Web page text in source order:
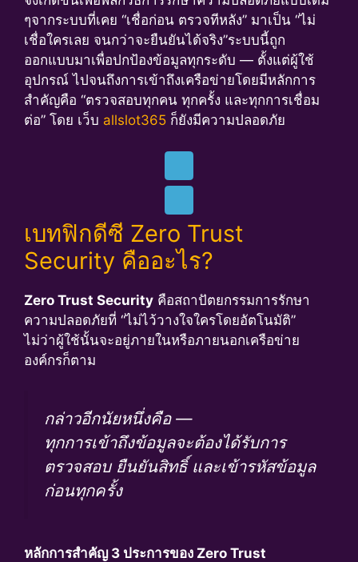
ๆจากระบบที่เคย “เชื่อก่อน ตรวจทีหลัง” มาเป็น “ไม่
เชื่อใครเลย จนกว่าจะยืนยันได้จริง”ระบบนี้ถูก
ออกแบบมาเพื่อปกป้องข้อมูลทุกระดับ — ตั้งแต่ผู้ใช้
อุปกรณ์ ไปจนถึงการเข้าถึงเครือข่ายโดยมีหลักการ
สำคัญคือ “ตรวจสอบทุกคน ทุกครั้ง และทุกการเชื่อม
ต่อ” โดย เว็บ allslot365 ก็ยังมีความปลอดภัย
เบทฟิกดีซี Zero Trust
Security คืออะไร?
Zero Trust Security คือสถาปัตยกรรมการรักษา
ความปลอดภัยที่ “ไม่ไว้วางใจใครโดยอัตโนมัติ”
ไม่ว่าผู้ใช้นั้นจะอยู่ภายในหรือภายนอกเครือข่าย
องค์กรก็ตาม
กล่าวอีกนัยหนึ่งคือ —
ทุกการเข้าถึงข้อมูลจะต้องได้รับการ
ตรวจสอบ ยืนยันสิทธิ์ และเข้ารหัสข้อมูล
ก่อนทุกครั้ง
หลักการสำคัญ 3 ประการของ Zero Trust